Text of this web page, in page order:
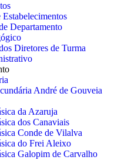
Departamento
Diretores de Turma
André de Gouveia
da Azaruja
dos Canaviais
Conde de Vilalva
do Frei Aleixo
Galopim de Carvalho